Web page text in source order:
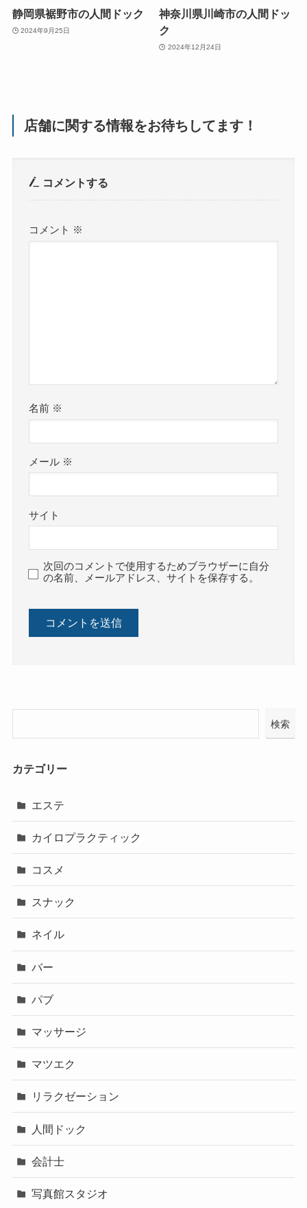
静岡県裾野市の人間ドック
2024年9月25日
神奈川県川崎市の人間ドッ
ク
2024年12月24日
店舗に関する情報をお待ちしてます！
コメントする
コメント ※
名前 ※
メール ※
サイト
次回のコメントで使用するためブラウザーに自分
の名前、メールアドレス、サイトを保存する。
検索
カテゴリー
エステ
カイロプラクティック
コスメ
スナック
ネイル
バー
パブ
マッサージ
マツエク
リラクゼーション
人間ドック
会計士
写真館スタジオ